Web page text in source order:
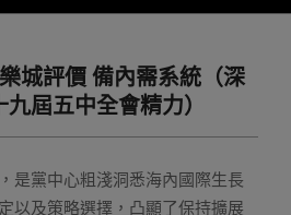
城評價 備內需系統（深
屆五中全會精力）
是黨中心粗淺洞悉海內國際生長
以及策略選擇，凸顯了保持擴展